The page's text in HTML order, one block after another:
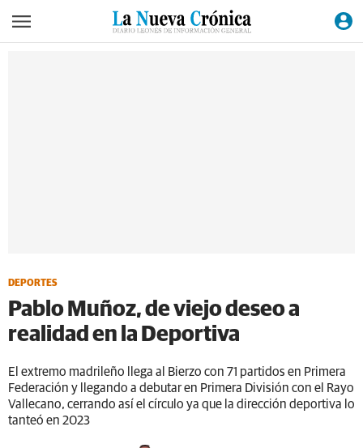
DEPORTES
Pablo Muñoz, de viejo deseo a
realidad en la Deportiva
El extremo madrileño llega al Bierzo con 71 partidos en Primera
Federación y llegando a debutar en Primera División con el Rayo
Vallecano, cerrando así el círculo ya que la dirección deportiva lo
tanteó en 2023